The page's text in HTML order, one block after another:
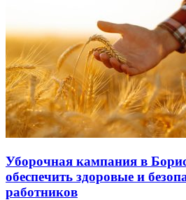
Уборочная кампания в
обеспечить здоровые и
работников